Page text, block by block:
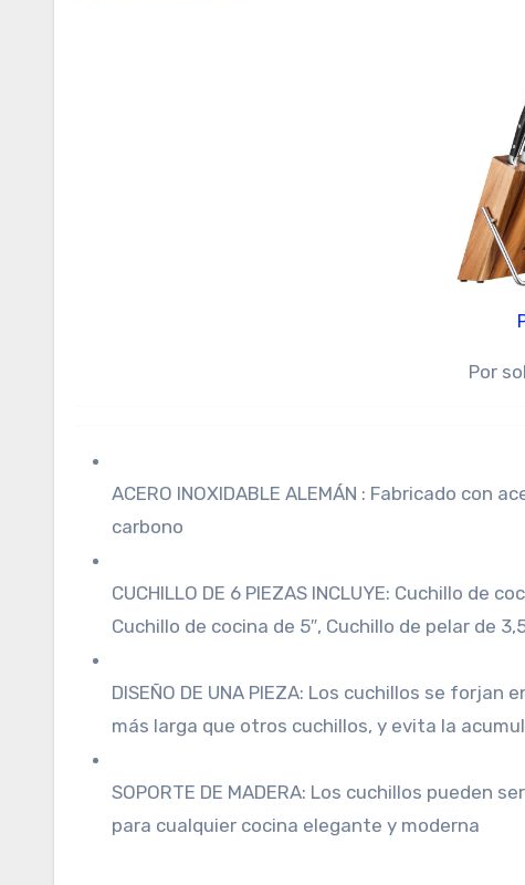
Por
ACERO INOXIDABLE ALEMÁN : Fabricado con
carbono
CUCHILLO DE 6 PIEZAS INCLUYE: Cuchillo de
Cuchillo de cocina de 5″, Cuchillo de pelar de
DISEÑO DE UNA PIEZA: Los cuchillos se
más larga que otros cuchillos, y evita la
SOPORTE DE MADERA: Los cuchillos pueden
para cualquier cocina elegante y moderna